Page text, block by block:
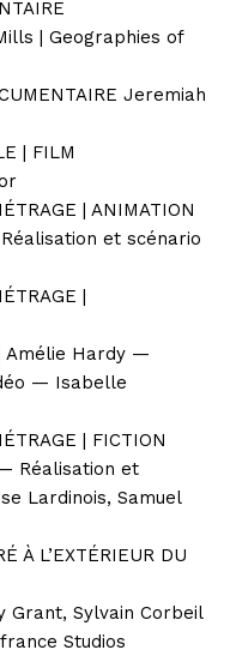
| Geographies of
Jeremiah
| FILM
| ANIMATION
et scénario
|
Amélie Hardy —
— Isabelle
| FICTION
Réalisation et
Lardinois, Samuel
À L’EXTÉRIEUR DU
Grant, Sylvain Corbeil
Studios